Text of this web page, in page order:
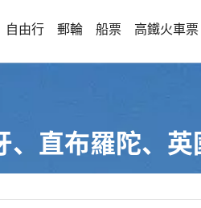
自由行 郵輪 船票 高鐵火車票
、直布羅陀、